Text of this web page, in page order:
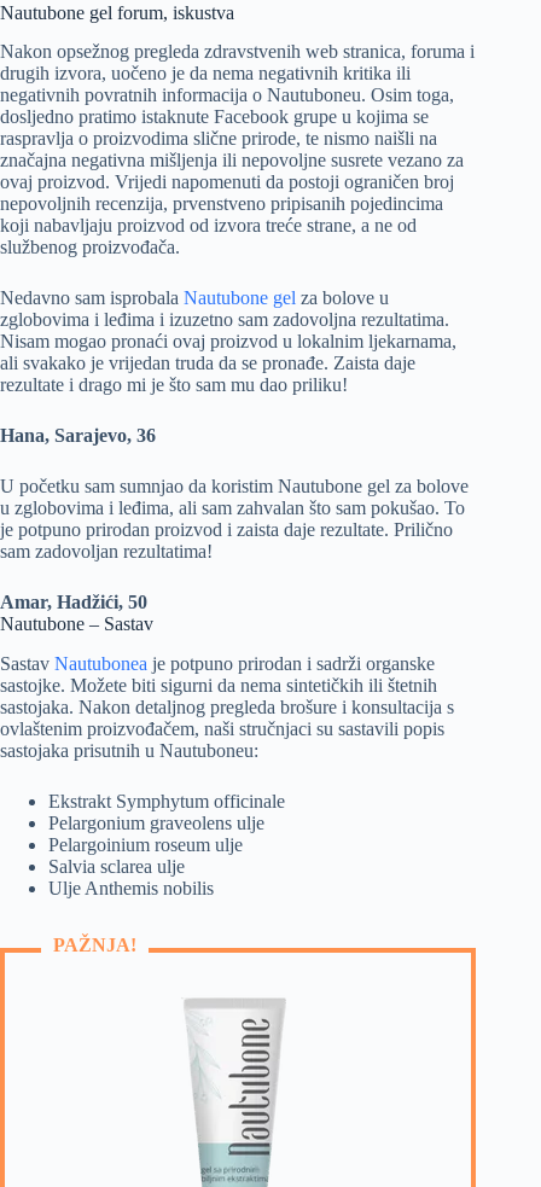
Nautubone gel forum, iskustva
Nakon opsežnog pregleda zdravstvenih web stranica, foruma i
drugih izvora, uočeno je da nema negativnih kritika ili
negativnih povratnih informacija o Nautuboneu. Osim toga,
dosljedno pratimo istaknute Facebook grupe u kojima se
raspravlja o proizvodima slične prirode, te nismo naišli na
značajna negativna mišljenja ili nepovoljne susrete vezano za
ovaj proizvod. Vrijedi napomenuti da postoji ograničen broj
nepovoljnih recenzija, prvenstveno pripisanih pojedincima
koji nabavljaju proizvod od izvora treće strane, a ne od
službenog proizvođača.
Nedavno sam isprobala Nautubone gel za bolove u
zglobovima i leđima i izuzetno sam zadovoljna rezultatima.
Nisam mogao pronaći ovaj proizvod u lokalnim ljekarnama,
ali svakako je vrijedan truda da se pronađe. Zaista daje
rezultate i drago mi je što sam mu dao priliku!
Hana, Sarajevo, 36
U početku sam sumnjao da koristim Nautubone gel za bolove
u zglobovima i leđima, ali sam zahvalan što sam pokušao. To
je potpuno prirodan proizvod i zaista daje rezultate. Prilično
sam zadovoljan rezultatima!
Amar, Hadžići, 50
Nautubone – Sastav
Sastav Nautubonea je potpuno prirodan i sadrži organske
sastojke. Možete biti sigurni da nema sintetičkih ili štetnih
sastojaka. Nakon detaljnog pregleda brošure i konsultacija s
ovlaštenim proizvođačem, naši stručnjaci su sastavili popis
sastojaka prisutnih u Nautuboneu:
Ekstrakt Symphytum officinale
Pelargonium graveolens ulje
Pelargoinium roseum ulje
Salvia sclarea ulje
Ulje Anthemis nobilis
PAŽNJA!